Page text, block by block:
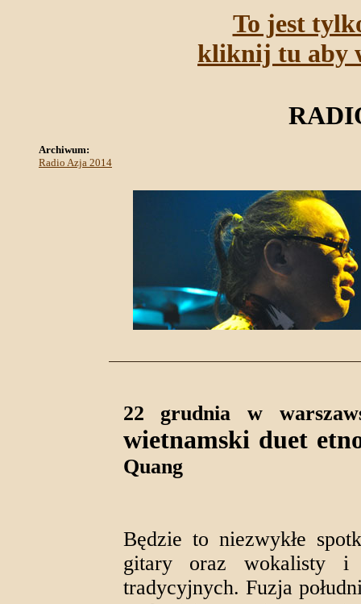
To jest
kliknij tu aby
Archiwum:
Radio Azja 2014
22 grudnia w
wietnamski duet
Quang
Będzie to niezwykłe
gitary oraz wokalisty i
tradycyjnych. Fuzja